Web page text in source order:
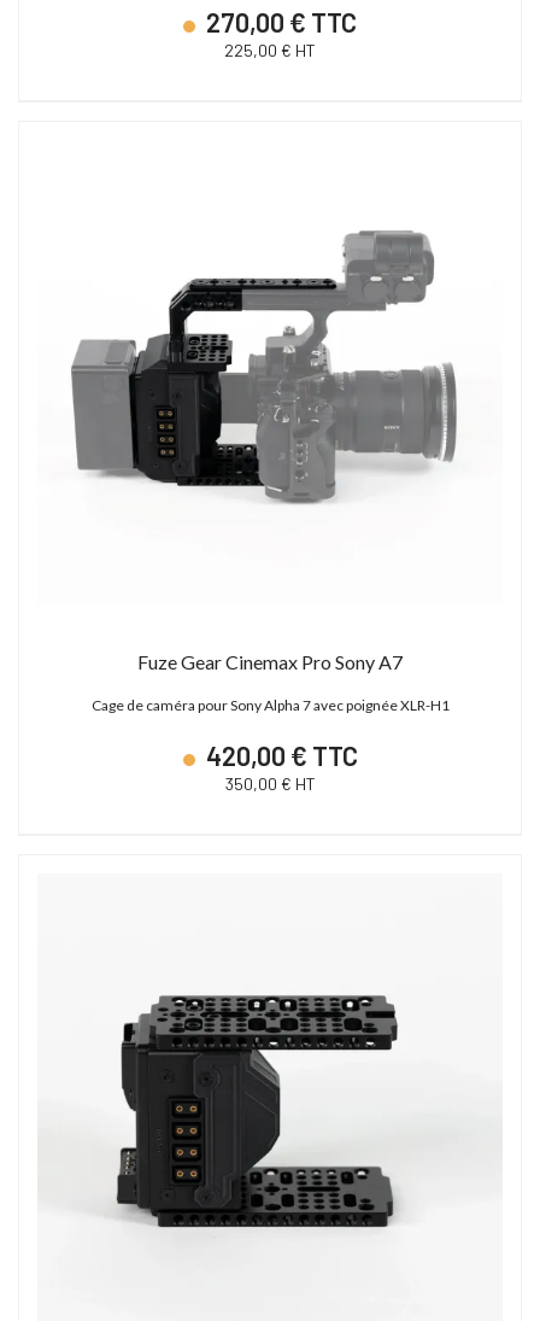
270,00 € TTC
225,00 € HT
Fuze Gear Cinemax Pro Sony A7
Cage de caméra pour Sony Alpha 7 avec poignée XLR-H1
420,00 € TTC
350,00 € HT